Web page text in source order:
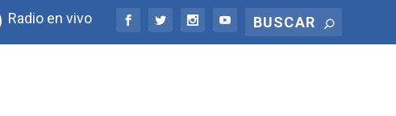
Radio en vivo